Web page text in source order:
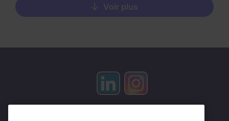
Voir plus